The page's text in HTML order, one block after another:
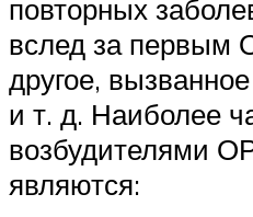
повторных
вслед за первым
другое,
и т. д. Наиболее
возбудителями
являются: